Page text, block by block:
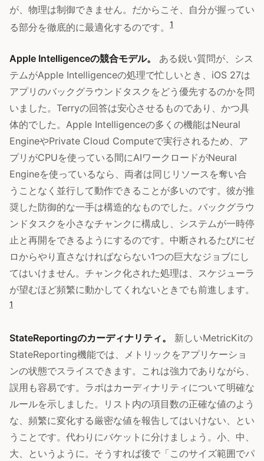
が、物理は制御できません。だからこそ、自分が握ってい
る部分を徹底的に最適化するのです。
1
Apple Intelligenceの競合モデル。
ある鋭い質問が、シス
テムがApple Intelligenceの処理で忙しいとき、iOS 27は
アプリのバックグラウンドタスクをどう優先するのかを問
いました。Terryの回答は安心させるものであり、かつ具
体的でした。Apple Intelligenceの多くの機能はNeural
EngineやPrivate Cloud Computeで実行されるため、ア
プリがCPUを使っている間にAIワークロードがNeural
Engineを使っているなら、両者は同じリソースを奪い合
うことなく並行して動作できることが多いのです。彼が推
奨した防御的な一手は構造的なものでした。バックグラウ
ンドタスクを小さなチャンクに構成し、システムが一時停
止と再開をできるようにするのです。中断されるたびにゼ
ロからやり直さなければならない1つの巨大なジョブにし
てはいけません。チャンク化された処理は、スケジューラ
が望むほど頻繁に動かしてくれないときでも前進します。
1
StateReportingのカーディナリティ。
新しいMetricKitの
StateReporting機能では、メトリックをアプリケーショ
ンの状態でスライスできます。これは強力でありながら、
誤用も容易です。ラボはカーディナリティについて明確な
ルールを示しました。リスト内の項目数の正確な値のよう
な、頻繁に変化する厳密な値を報告してはいけない、とい
うことです。代わりにバケットに分けましょう。小、中、
大、というように。そうすれば後で「このサイズ範囲でパ